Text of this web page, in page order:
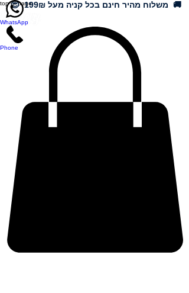
top of page 🚚 משלוח מהיר חינם בכל קניה מעל 199₪ 😍
WhatsApp
Phone